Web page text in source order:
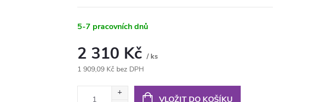
5-7 pracovních dnů
2 310 Kč / ks
1 909,09 Kč bez DPH
VLOŽIT DO KOŠÍKU